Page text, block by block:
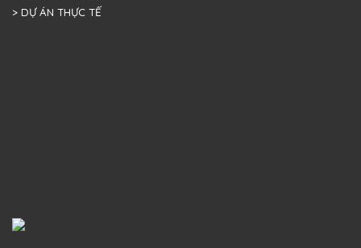
> DỰ ÁN THỰC TẾ